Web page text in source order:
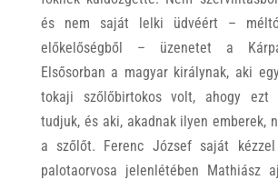
és nem saját lelki üdvéért –
előkelőségből – üzenetet a
Elsősorban a magyar királynak, aki
tokaji szőlőbirtokos volt, ahogy ezt
tudjuk, és aki, akadnak ilyen emberek,
a szőlőt. Ferenc József saját
palotaorvosa jelenlétében Mathiász